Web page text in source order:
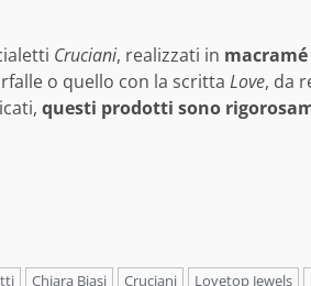
Cruciani, realizzati in macramé
o quello con la scritta Love, da
questi prodotti sono
Chiara Biasi Cruciani Lovetop Jewels